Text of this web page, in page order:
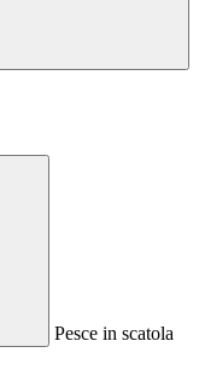
Pesce in scatola